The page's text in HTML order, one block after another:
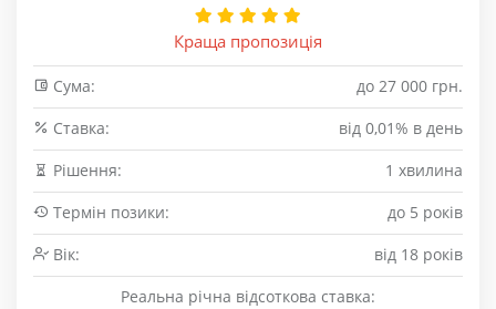
Краща пропозиція
Сума:
до 27 000 грн.
Cтавка:
від 0,01% в день
Рішення:
1 хвилина
Термін позики:
до 5 років
Вік:
від 18 років
Реальна річна відсоткова ставка: